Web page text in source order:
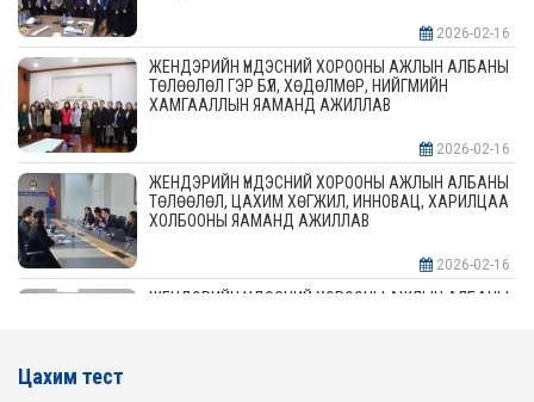
2026-02-16
ЖЕНДЭРИЙН ҮНДЭСНИЙ ХОРООНЫ АЖЛЫН АЛБАНЫ
ТӨЛӨӨЛӨЛ ГЭР БҮЛ, ХӨДӨЛМӨР, НИЙГМИЙН
ХАМГААЛЛЫН ЯАМАНД АЖИЛЛАВ
2026-02-16
ЖЕНДЭРИЙН ҮНДЭСНИЙ ХОРООНЫ АЖЛЫН АЛБАНЫ
ТӨЛӨӨЛӨЛ, ЦАХИМ ХӨГЖИЛ, ИННОВАЦ, ХАРИЛЦАА
ХОЛБООНЫ ЯАМАНД АЖИЛЛАВ
2026-02-16
ЖЕНДЭРИЙН ҮНДЭСНИЙ ХОРООНЫ АЖЛЫН АЛБАНЫ
Цахим тест